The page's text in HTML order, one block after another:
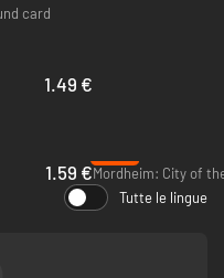
scegliendo tra 9 diversi
ruoli di combattimento con
squadre letali e sinergie
strategie diverse per trionfare
card
1.49 €
1.59 €Mordheim: City of
Tutte le lingue